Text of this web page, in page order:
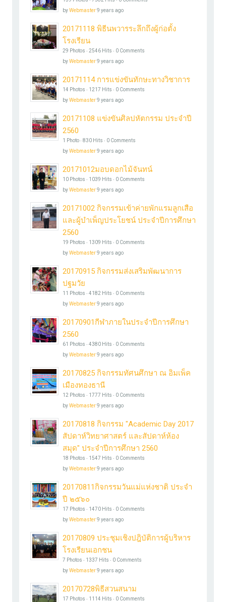
byWebmaster9 years ago
20171118 พิธีนพวารระลึกถึงผู้ก่อตั้ง
โรงเรียน
29 Photos ‧ 2546 Hits ‧ 0 Comments
byWebmaster9 years ago
20171114 การแข่งขันทักษะทางวิชาการ
14 Photos ‧ 1217 Hits ‧ 0 Comments
byWebmaster9 years ago
20171108 แข่งขันศิลปหัตกรรม ประจำปี
2560
1 Photo ‧ 830 Hits ‧ 0 Comments
byWebmaster9 years ago
20171012มอบดอกไม้จันทน์
10 Photos ‧ 1039 Hits ‧ 0 Comments
byWebmaster9 years ago
20171002 กิจกรรมเข้าค่ายพักแรมลูกเสือ
และผู้บำเพ็ญประโยชน์ ประจำปีการศึกษา
2560
19 Photos ‧ 1309 Hits ‧ 0 Comments
byWebmaster9 years ago
20170915 กิจกรรมส่งเสริมพัฒนาการ
ปฐมวัย
11 Photos ‧ 4182 Hits ‧ 0 Comments
byWebmaster9 years ago
20170901กีฬาภายในประจำปีการศึกษา
2560
61 Photos ‧ 4380 Hits ‧ 0 Comments
byWebmaster9 years ago
20170825 กิจกรรมทัศนศึกษา ณ อิมเพ็ค
เมืองทองธานี
12 Photos ‧ 1777 Hits ‧ 0 Comments
byWebmaster9 years ago
20170818 กิจกรรม "Academic Day 2017
สัปดาห์วิทยาศาสตร์ และสัปดาห์ห้อง
สมุด" ประจำปีการศึกษา 2560
18 Photos ‧ 1547 Hits ‧ 0 Comments
byWebmaster9 years ago
20170811กิจกรรมวันแม่แห่งชาติ ประจำ
ปี ๒๕๖๐
17 Photos ‧ 1470 Hits ‧ 0 Comments
byWebmaster9 years ago
20170809 ประชุมเชิงปฎิบัติการผู้บริหาร
โรงเรียนเอกชน
7 Photos ‧ 1337 Hits ‧ 0 Comments
byWebmaster9 years ago
20170728พิธีสวนสนาม
17 Photos ‧ 1114 Hits ‧ 0 Comments